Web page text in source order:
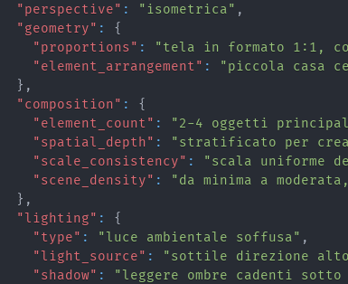
"perspective" : "isometrica" ,
"geometry" :
{
"proportions" : "tela in formato 1:1,
"element_arrangement" :
"piccola casa
} ,
"composition" :
{
"element_count" : "2-4 oggetti
"spatial_depth" : "stratificato per
"scale_consistency" : "scala uniforme
"scene_density" :
"da minima a
} ,
"lighting" :
{
"type" : "luce ambientale soffusa" ,
"light_source" : "sottile direzione
"shadow" : "leggere ombre cadenti